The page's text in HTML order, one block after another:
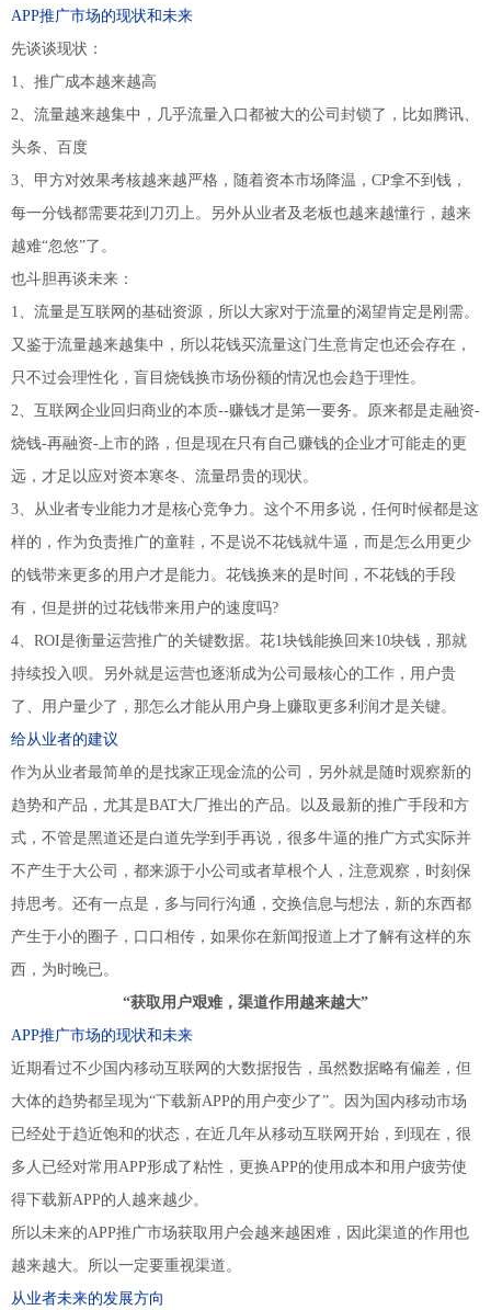
APP推广市场的现状和未来
先谈谈现状：
1、推广成本越来越高
2、流量越来越集中，几乎流量入口都被大的公司封锁了，比如腾讯、
头条、百度
3、甲方对效果考核越来越严格，随着资本市场降温，CP拿不到钱，
每一分钱都需要花到刀刃上。另外从业者及老板也越来越懂行，越来
越难“忽悠”了。
也斗胆再谈未来：
1、流量是互联网的基础资源，所以大家对于流量的渴望肯定是刚需。
又鉴于流量越来越集中，所以花钱买流量这门生意肯定也还会存在，
只不过会理性化，盲目烧钱换市场份额的情况也会趋于理性。
2、互联网企业回归商业的本质--赚钱才是第一要务。原来都是走融资-
烧钱-再融资-上市的路，但是现在只有自己赚钱的企业才可能走的更
远，才足以应对资本寒冬、流量昂贵的现状。
3、从业者专业能力才是核心竞争力。这个不用多说，任何时候都是这
样的，作为负责推广的童鞋，不是说不花钱就牛逼，而是怎么用更少
的钱带来更多的用户才是能力。花钱换来的是时间，不花钱的手段
有，但是拼的过花钱带来用户的速度吗?
4、ROI是衡量运营推广的关键数据。花1块钱能换回来10块钱，那就
持续投入呗。另外就是运营也逐渐成为公司最核心的工作，用户贵
了、用户量少了，那怎么才能从用户身上赚取更多利润才是关键。
给从业者的建议
作为从业者最简单的是找家正现金流的公司，另外就是随时观察新的
趋势和产品，尤其是BAT大厂推出的产品。以及最新的推广手段和方
式，不管是黑道还是白道先学到手再说，很多牛逼的推广方式实际并
不产生于大公司，都来源于小公司或者草根个人，注意观察，时刻保
持思考。还有一点是，多与同行沟通，交换信息与想法，新的东西都
产生于小的圈子，口口相传，如果你在新闻报道上才了解有这样的东
西，为时晚已。
“获取用户艰难，渠道作用越来越大”
APP推广市场的现状和未来
近期看过不少国内移动互联网的大数据报告，虽然数据略有偏差，但
大体的趋势都呈现为“下载新APP的用户变少了”。因为国内移动市场
已经处于趋近饱和的状态，在近几年从移动互联网开始，到现在，很
多人已经对常用APP形成了粘性，更换APP的使用成本和用户疲劳使
得下载新APP的人越来越少。
所以未来的APP推广市场获取用户会越来越困难，因此渠道的作用也
越来越大。所以一定要重视渠道。
从业者未来的发展方向